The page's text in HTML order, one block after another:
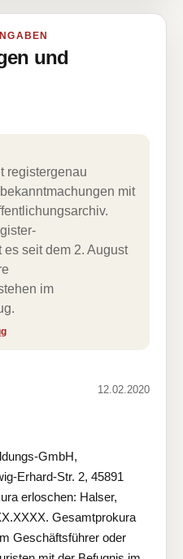
und
registergenau
mit
seit dem 2. August
im
12.02.2020
GmbH,
Erhard-Str. 2, 45891
erloschen: Halser,
Gesamtprokura
Geschäftsführer oder